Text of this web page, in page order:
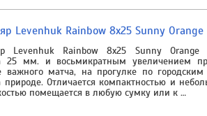
Levenhuk Rainbow 8x25 Sunny Orange
Levenhuk Rainbow 8x25 Sunny Orange
25 мм. и восьмикратным увеличением
важного матча, на прогулке по
природе. Отличается компактностью и
помещается в любую сумку или к …